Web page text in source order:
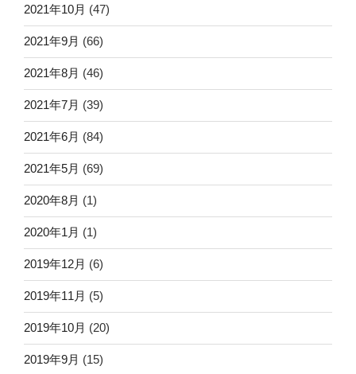
2021年10月 (47)
2021年9月 (66)
2021年8月 (46)
2021年7月 (39)
2021年6月 (84)
2021年5月 (69)
2020年8月 (1)
2020年1月 (1)
2019年12月 (6)
2019年11月 (5)
2019年10月 (20)
2019年9月 (15)